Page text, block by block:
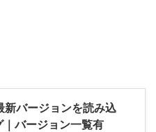
バージョンを読み込
バージョン一覧有